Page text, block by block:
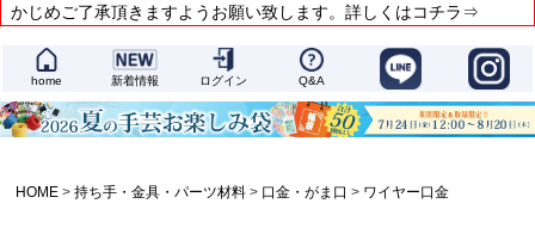
かじめご了承頂きますようお願い致します。詳しくはコチラ⇒
home 新着情報 ログイン Q&A
HOME 持ち手・金具・パーツ材料 口金・がま口 ワイヤー口金